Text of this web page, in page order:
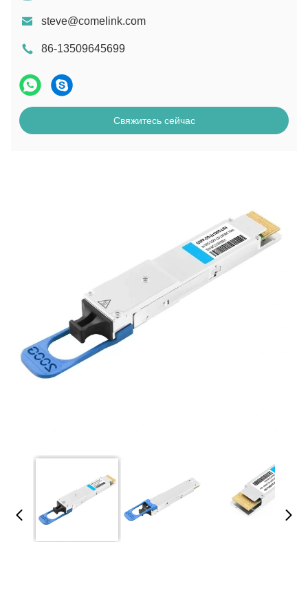
steve@comelink.com
86-13509645699
Свяжитесь сейчас